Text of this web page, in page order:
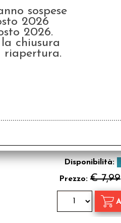
Disponibilità:
Prezzo: € 7,99
sospese
2026
2026.
chiusura
riapertura.